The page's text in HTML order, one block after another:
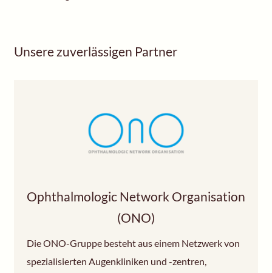
Unsere zuverlässigen Partner
Ophthalmologic Network Organisation
(ONO)
Die ONO-Gruppe besteht aus einem Netzwerk von
spezialisierten Augenkliniken und -zentren,